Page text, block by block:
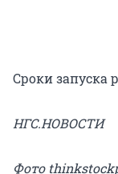
Сроки запуска
НГС.НОВОСТИ
Фото